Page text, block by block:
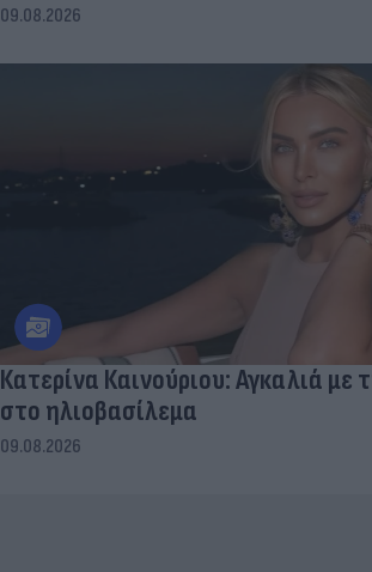
09.08.2026
Κατερίνα Καινούριου: Αγκαλιά με
στο ηλιοβασίλεμα
09.08.2026